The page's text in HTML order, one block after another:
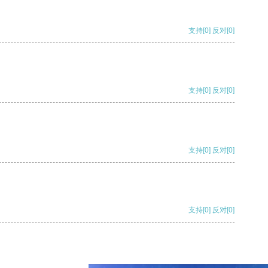
支持[0] 反对[0]
支持[0] 反对[0]
支持[0] 反对[0]
支持[0] 反对[0]